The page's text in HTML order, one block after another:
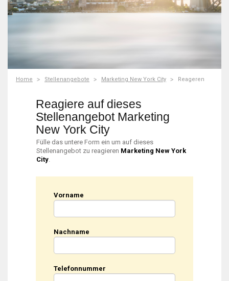
Home Stellenangebote Marketing New York City Reageren
Reagiere auf dieses
Stellenangebot Marketing
New York City
Fülle das untere Form ein um auf dieses
Stellenangebot zu reagieren Marketing New York
City.
Vorname
Nachname
Telefonnummer